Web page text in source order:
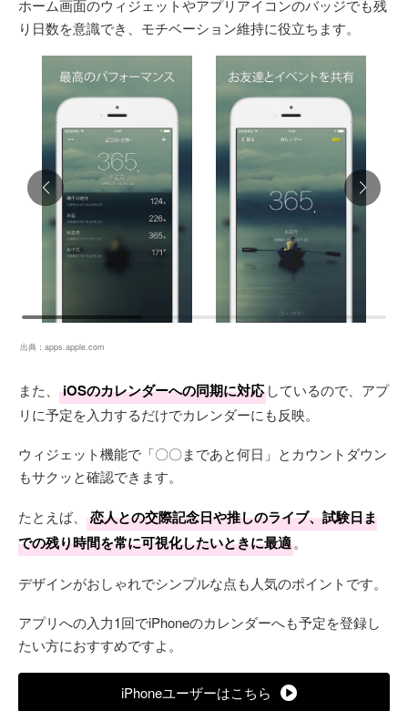
ホーム画面のウィジェットやアプリアイコンのバッジでも残
り日数を意識でき、モチベーション維持に役立ちます。
出典： apps.apple.com
また、 iOSのカレンダーへの同期に対応 しているので、アプ
リに予定を入力するだけでカレンダーにも反映。
ウィジェット機能で「〇〇まであと何日」とカウントダウン
もサクッと確認できます。
たとえば、
恋人との交際記念日や推しのライブ、試験日ま
での残り時間を常に可視化したいときに最適。
デザインがおしゃれでシンプルな点も人気のポイントです。
アプリへの入力1回でiPhoneのカレンダーへも予定を登録し
たい方におすすめですよ。
iPhoneユーザーはこちら